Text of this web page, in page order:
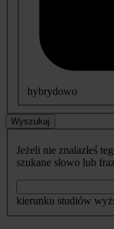
hybrydowo
Wyszukaj
Jeżeli nie znalazłeś
szukane słowo lub
kierunku studiów